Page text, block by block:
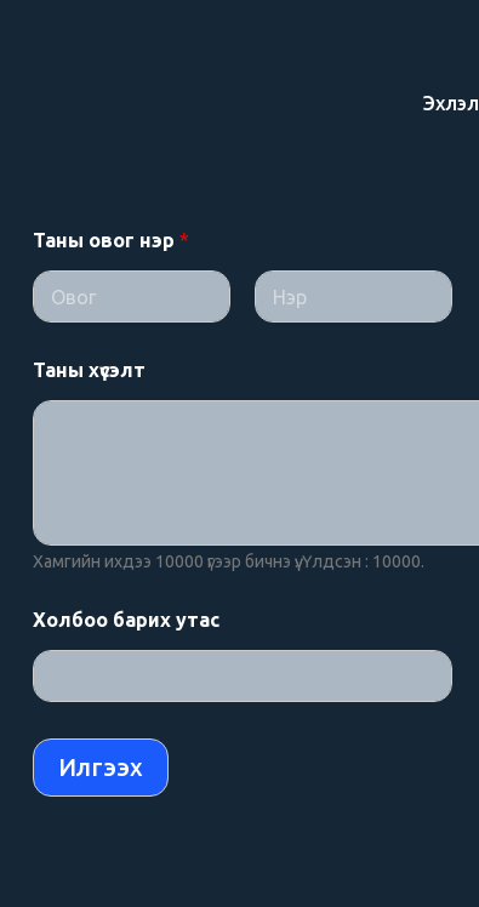
Эхлэл
а
н
ы
Таны овог нэр *
Таны хүсэлт
Хамгийн ихдээ 10000 үгээр бичнэ үү. Үлдсэн : 10000.
Холбоо барих утас
Илгээх